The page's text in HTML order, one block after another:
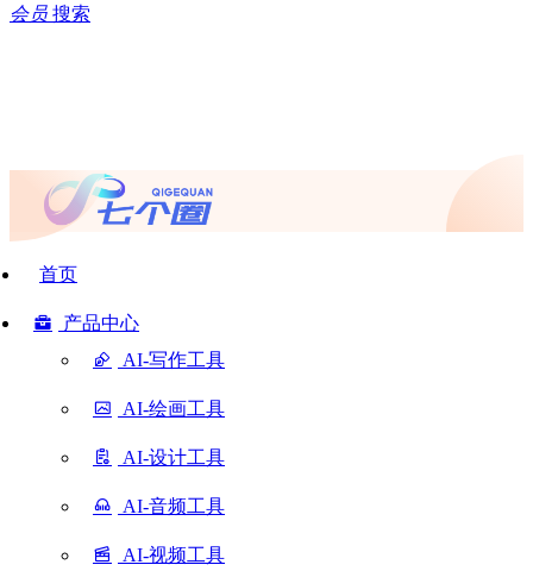
会员 搜索
首页
产品中心
AI-写作工具
AI-绘画工具
AI-设计工具
AI-音频工具
AI-视频工具